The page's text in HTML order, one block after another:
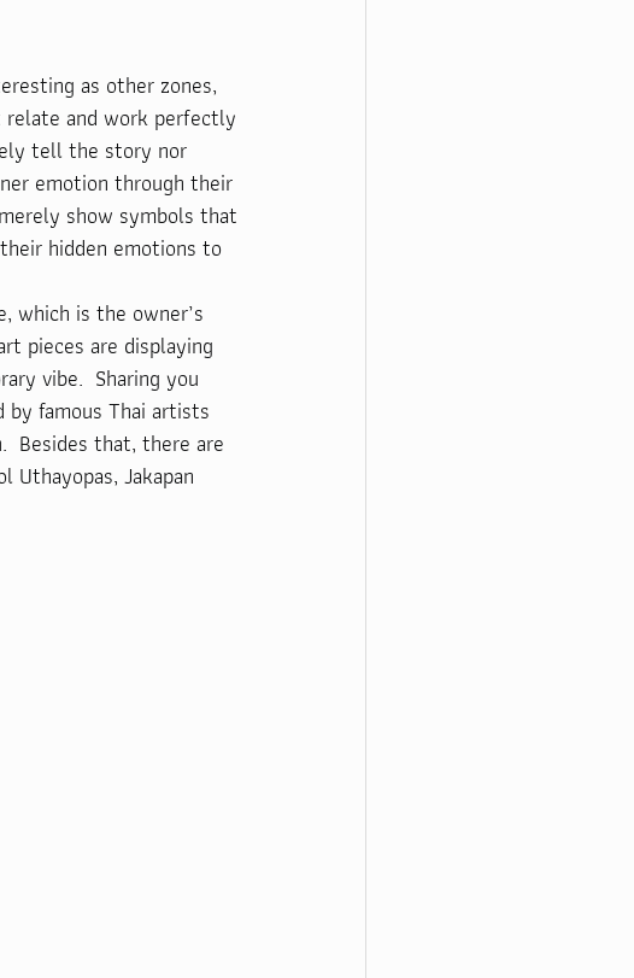
as other zones,
relate and work perfectly
tell the story nor
emotion through their
show symbols that
hidden emotions to
which is the owner’s
pieces are displaying
vibe.  Sharing you
famous Thai artists
Besides that, there are
Uthayopas, Jakapan